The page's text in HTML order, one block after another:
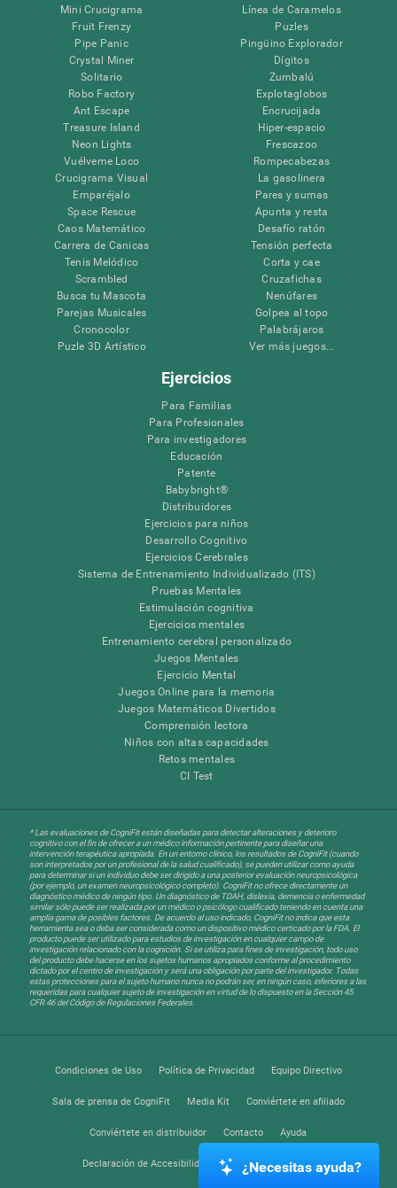
Mini Crucigrama
Fruit Frenzy
Pipe Panic
Crystal Miner
Solitario
Robo Factory
Ant Escape
Treasure Island
Neon Lights
Vuélveme Loco
Crucigrama Visual
Emparéjalo
Space Rescue
Caos Matemático
Carrera de Canicas
Tenis Melódico
Scrambled
Busca tu Mascota
Parejas Musicales
Cronocolor
Puzle 3D Artístico
Línea de Caramelos
Puzles
Pingüino Explorador
Dígitos
Zumbalú
Explotaglobos
Encrucijada
Hiper-espacio
Frescazoo
Rompecabezas
La gasolinera
Pares y sumas
Apunta y resta
Desafío ratón
Tensión perfecta
Corta y cae
Cruzafichas
Nenúfares
Golpea al topo
Palabrájaros
Ver más juegos...
Ejercicios
Para Familias
Para Profesionales
Para investigadores
Educación
Patente
Babybright®
Distribuidores
Ejercicios para niños
Desarrollo Cognitivo
Ejercicios Cerebrales
Sistema de Entrenamiento Individualizado (ITS)
Pruebas Mentales
Estimulación cognitiva
Ejercicios mentales
Entrenamiento cerebral personalizado
Juegos Mentales
Ejercicio Mental
Juegos Online para la memoria
Juegos Matemáticos Divertidos
Comprensión lectora
Niños con altas capacidades
Retos mentales
CI Test
* Las evaluaciones de CogniFit están diseñadas para detectar alteraciones y deterioro
cognitivo con el fin de ofrecer a un médico información pertinente para diseñar una
intervención terapéutica apropiada. En un entorno clínico, los resultados de CogniFit (cuando
son interpretados por un profesional de la salud cualificado), se pueden utilizar como ayuda
para determinar si un individuo debe ser dirigido a una posterior evaluación neuropsicológica
(por ejemplo, un examen neuropsicológico completo). CogniFit no ofrece directamente un
diagnóstico médico de ningún tipo. Un diagnóstico de TDAH, dislexia, demencia o enfermedad
similar sólo puede ser realizada por un médico o psicólogo cualificado teniendo en cuenta una
amplia gama de posibles factores. De acuerdo al uso indicado, CogniFit no indica que esta
herramienta sea o deba ser considerada como un dispositivo médico certicado por la FDA. El
producto puede ser utilizado para estudios de investigación en cualquier campo de
investigación relacionado con la cognición. Si se utiliza para fines de investigación, todo uso
del producto debe hacerse en los sujetos humanos apropiados conforme al procedimiento
dictado por el centro de investigación y será una obligación por parte del investigador. Todas
estas protecciones para el sujeto humano nunca no podrán ser, en ningún caso, inferiores a las
requeridas para cualquier sujeto de investigación en virtud de lo dispuesto en la Sección 45
CFR 46 del Código de Regulaciones Federales.
Condiciones de Uso Política de Privacidad Equipo Directivo
Sala de prensa de CogniFit Media Kit Conviértete en afiliado
Conviértete en distribuidor Contacto Ayuda
Declaración de Accesibilidad Centro de Confianza
¿Necesitas ayuda?